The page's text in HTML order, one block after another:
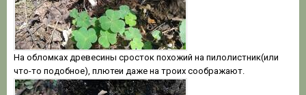
На обломках древесины сросток похожий на пилолистник(или
что-то подобное), плютеи даже на троих соображают.